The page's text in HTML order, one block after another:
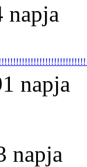
napja
napja
napja